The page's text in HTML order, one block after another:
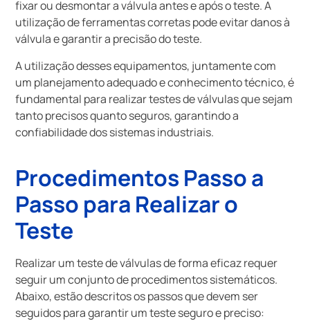
fixar ou desmontar a válvula antes e após o teste. A
utilização de ferramentas corretas pode evitar danos à
válvula e garantir a precisão do teste.
A utilização desses equipamentos, juntamente com
um planejamento adequado e conhecimento técnico, é
fundamental para realizar testes de válvulas que sejam
tanto precisos quanto seguros, garantindo a
confiabilidade dos sistemas industriais.
Procedimentos Passo a
Passo para Realizar o
Teste
Realizar um teste de válvulas de forma eficaz requer
seguir um conjunto de procedimentos sistemáticos.
Abaixo, estão descritos os passos que devem ser
seguidos para garantir um teste seguro e preciso: